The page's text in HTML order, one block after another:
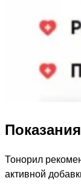
Тонорил
активной